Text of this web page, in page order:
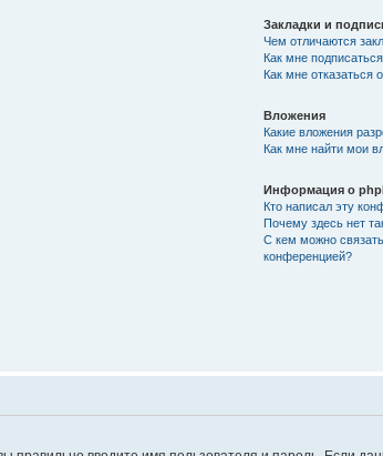
Закладки и
Чем отличаются
Как мне
Как мне отказаться
Вложения
Какие вложения
Как мне найти мои
Информация о
Кто написал эту
Почему здесь нет
С кем можно
конференцией?